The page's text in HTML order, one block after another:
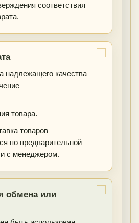
соответствия
надлежащего качества
товара.
товаров
по предварительной
с менеджером.
обмена или